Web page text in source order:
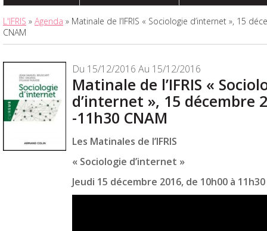
L'IFRIS » Agenda » Matinale de l’IFRIS « Sociologie d’internet », 15
CNAM
Du 15/12/2016 Au 15/12/2016
Matinale de l’IFRIS «
d’internet », 15 décembre
-11h30 CNAM
Les Matinales de l’IFRIS
« Sociologie d’internet »
Jeudi 15 décembre 2016, de 10h00 à 11h30